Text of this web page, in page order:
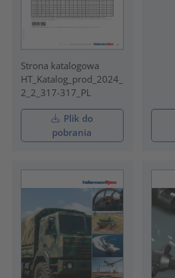
Strona katalogowa
HT_Katalog_prod_2024_
2_2_317-317_PL
Plik do
pobrania